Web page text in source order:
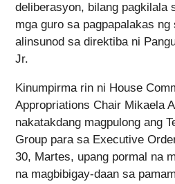
deliberasyon, bilang pagkilala
mga guro sa pagpapalakas
alinsunod sa direktiba ni
Jr.
Kinumpirma rin ni House
Appropriations Chair Mikaela
nakatakdang magpulong ang
Group para sa Executive
30, Martes, upang pormal na
na magbibigay-daan sa